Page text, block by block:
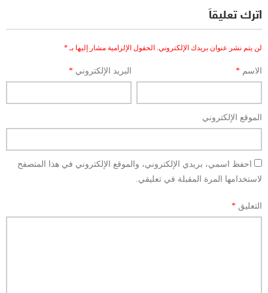
اترك تعليقاً
لن يتم نشر عنوان بريدك الإلكتروني. الحقول الإلزامية مشار إليها بـ*
الاسم * البريد الإلكتروني*
الموقع الإلكتروني
احفظ اسمي، بريدي الإلكتروني، والموقع الإلكتروني في هذا المتصفح
لاستخدامها المرة المقبلة في تعليقي.
التعليق *